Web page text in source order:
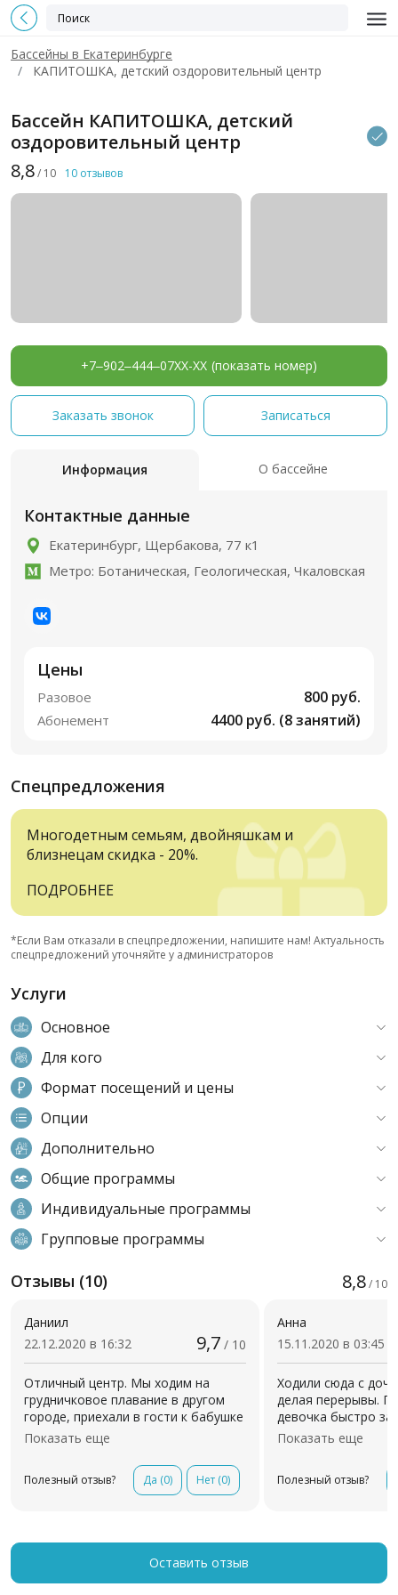
Бассейны в Екатеринбурге
КАПИТОШКА, детский оздоровительный центр
Бассейн КАПИТОШКА, детский
оздоровительный центр
8,8/ 10 10 отзывов
+7‒902‒444‒07XX-XX (показать номер)
Заказать звонок Записаться
Информация О бассейне
Контактные данные
Екатеринбург, Щербакова, 77 к1
Метро: Ботаническая, Геологическая, Чкаловская
Цены
Разовое 800 руб.
Абонемент 4400 руб. (8 занятий)
Спецпредложения
Многодетным семьям, двойняшкам и
близнецам скидка - 20%.
ПОДРОБНЕЕ
*Если Вам отказали в спецпредложении, напишите нам! Актуальность
спецпредложений уточняйте у администраторов
Услуги
Основное
Для кого
Формат посещений и цены
Опции
Дополнительно
Общие программы
Индивидуальные программы
Групповые программы
Отзывы (10) 8,8/ 10
Даниил
22.12.2020 в 16:32
9,7 / 10
Отличный центр. Мы ходим на
грудничковое плавание в другом
городе, приехали в гости к бабушке
и пришли в «Капитошку», чтобы не
было пробелов. За 4 занятия
прогресс на лицо: малыш наровится
ползти в свои почти 5 месяцев и
начал лучше переворачиваться со
упражнениями на укрепление мышц.
Программа отличная. Хоть и
Показать еще
Полезный отзыв? Да (0) Нет (0)
Анна
15.11.2020 в 03:45
Ходили сюда с
делая перерывы.
девочка быстро
Внимательные и
инструктора. Был
гимнастика и
всегда приятно
салфетки, крема,
Показать еще
Полезный отзыв?
Оставить отзыв